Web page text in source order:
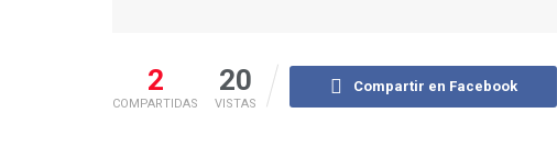
2
COMPARTIDAS
20
VISTAS
Compartir en Facebook